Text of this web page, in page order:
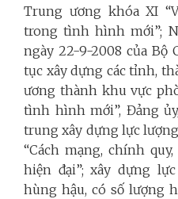
Trung ương khóa XI
trong tình hình mới”;
ngày 22-9-2008 của Bộ
tục xây dựng các tỉnh,
ương thành khu vực
tình hình mới”, Đảng
trung xây dựng lực
“Cách mạng, chính
hiện đại”; xây dựng
hùng hậu, có số lượng